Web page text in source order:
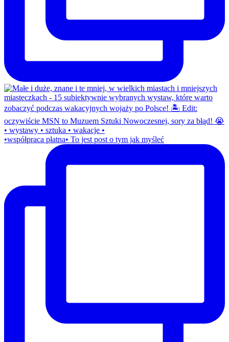
•współpraca płatna• To jest post o tym jak myśleć